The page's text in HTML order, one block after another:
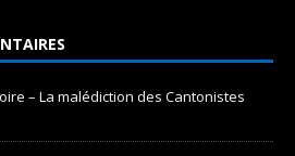
– La malédiction des Cantonistes